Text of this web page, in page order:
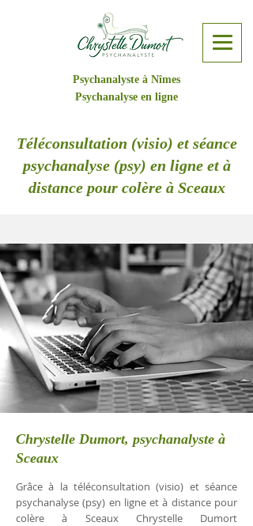
Psychanalyste à Nîmes
Psychanalyse en ligne
Téléconsultation (visio) et séance
psychanalyse (psy) en ligne et à
distance pour colère à Sceaux
Chrystelle Dumort, psychanalyste à
Sceaux
Grâce à la téléconsultation (visio) et séance
psychanalyse (psy) en ligne et à distance pour
colère à Sceaux Chrystelle Dumort